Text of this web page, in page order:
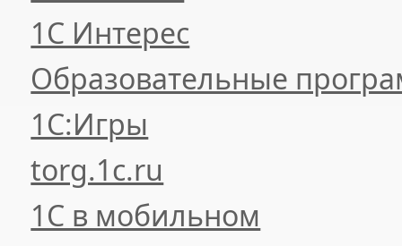
1С Интерес
Образовательные
1С:Игры
torg.1c.ru
1С в мобильном